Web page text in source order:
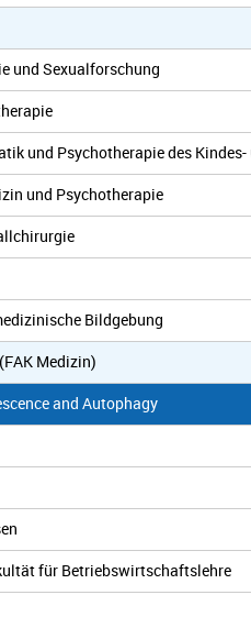
und Sexualforschung
und Psychotherapie des
und Psychotherapie
Bildgebung
Medizin)
and Autophagy
für Betriebswirtschaftslehre